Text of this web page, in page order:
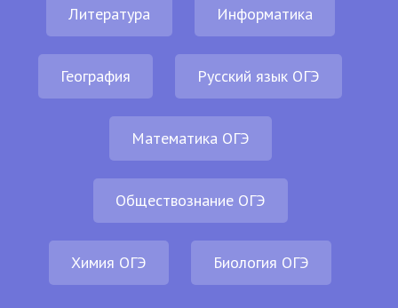
Литература Информатика
География Русский язык ОГЭ
Математика ОГЭ
Обществознание ОГЭ
Химия ОГЭ Биология ОГЭ